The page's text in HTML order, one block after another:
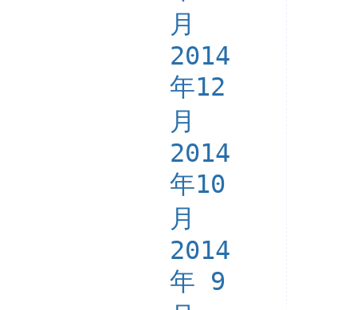
月
2014
年12
月
2014
年10
月
2014
年 9